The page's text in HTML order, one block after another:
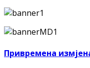
Привремена